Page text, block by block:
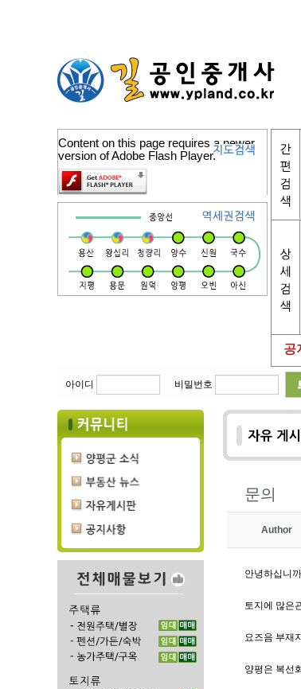
Content on this page requires a newer
version of Adobe Flash Player.
공
아이디 비밀번호
문의
Author
안녕하십니
토지에 많은
요즈음 부재
양평은 복선